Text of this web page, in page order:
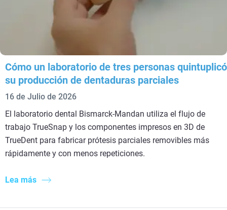
Cómo un laboratorio de tres personas quintuplicó
su producción de dentaduras parciales
16 de Julio de 2026
El laboratorio dental Bismarck-Mandan utiliza el flujo de
trabajo TrueSnap y los componentes impresos en 3D de
TrueDent para fabricar prótesis parciales removibles más
rápidamente y con menos repeticiones.
Lea más